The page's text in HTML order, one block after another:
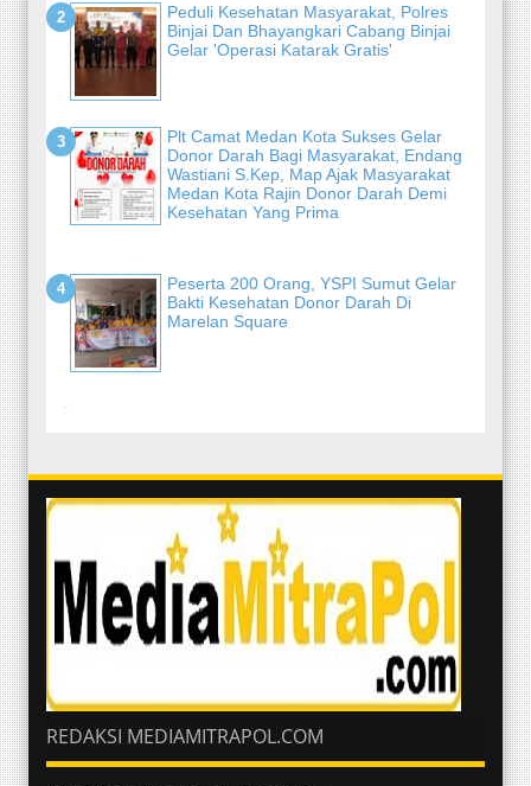
Peduli Kesehatan Masyarakat, Polres
Binjai Dan Bhayangkari Cabang Binjai
Gelar 'Operasi Katarak Gratis'
Plt Camat Medan Kota Sukses Gelar
Donor Darah Bagi Masyarakat, Endang
Wastiani S.Kep, Map Ajak Masyarakat
Medan Kota Rajin Donor Darah Demi
Kesehatan Yang Prima
Peserta 200 Orang, YSPI Sumut Gelar
Bakti Kesehatan Donor Darah Di
Marelan Square
-
REDAKSI MEDIAMITRAPOL.COM